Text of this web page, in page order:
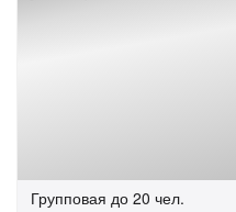
Групповая до 20 чел.